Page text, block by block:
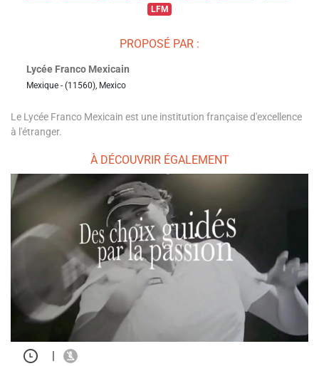
LFM
PROPOSÉ PAR :
Lycée Franco Mexicain
Mexique - (11560), Mexico
Le Lycée Franco Mexicain est une institution française d'excellence
à l'étranger.
À DÉCOUVRIR ÉGALEMENT
|